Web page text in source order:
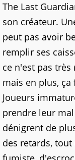
The Last
son créateur.
peut pas avoir
remplir ses
ce n'est pas très
mais en plus,
Joueurs
prendre leur
dénigrent de
des retards,